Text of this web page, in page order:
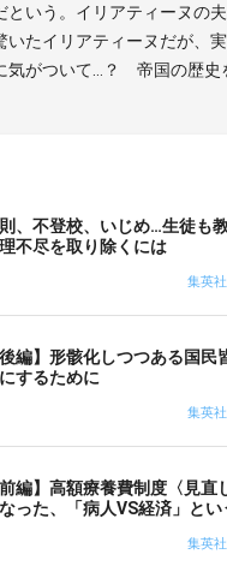
という。イリアティーヌの
いたイリアティーヌだが、
気がついて…？ 帝国の歴史
、不登校、いじめ…生徒も
不尽を取り除くには
集英
後編】形骸化しつつある国民
するために
集英
前編】高額療養費制度〈見
った、「病人VS経済」とい
集英